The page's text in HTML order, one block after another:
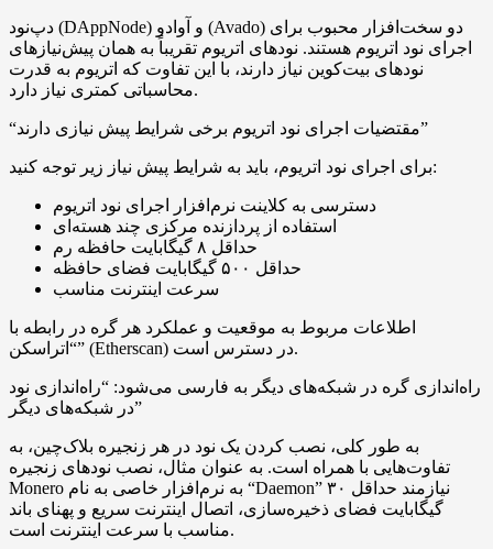
دپ‌نود (DAppNode) و آوادو (Avado) دو سخت‌افزار محبوب برای
اجرای نود اتریوم هستند. نودهای اتریوم تقریباً به همان پیش‌نیازهای
نود‌های بیت‌کوین نیاز دارند، با این تفاوت که اتریوم به قدرت
محاسباتی کمتری نیاز دارد.
“مقتضیات اجرای نود اتریوم برخی شرایط پیش نیازی دارند”
برای اجرای نود اتریوم، باید به شرایط پیش نیاز زیر توجه کنید:
دسترسی به کلاینت نرم‌افزار اجرای نود اتریوم
استفاده از پردازنده مرکزی چند هسته‌ای
حداقل ۸ گیگابایت حافظه رم
حداقل ۵۰۰ گیگابایت فضای حافظه
سرعت اینترنت مناسب
اطلاعات مربوط به موقعیت و عملکرد هر گره در رابطه با
“اتراسکن” (Etherscan) در دسترس است.
راه‌اندازی گره در شبکه‌های دیگر به فارسی می‌شود: “راه‌اندازی نود
در شبکه‌های دیگر”
به طور کلی، نصب کردن یک نود در هر زنجیره بلاک‌چین، به
تفاوت‌هایی با همراه است. به عنوان مثال، نصب نودهای زنجیره
Monero به نرم‌افزار خاصی به نام “Daemon” نیازمند حداقل ۳۰
گیگابایت فضای ذخیره‌سازی، اتصال اینترنت سریع و پهنای باند
مناسب با سرعت اینترنت است.